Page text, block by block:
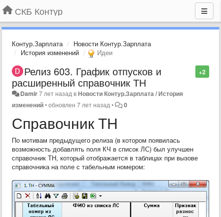
СКБ Контур
Контур.Зарплата
Новости Контур.Зарплата
История изменений
Идеи
+2
Релиз 603. График отпусков и
расширенный справочник ТН
Damir7 лет назад вНовости Контур.Зарплата / История
изменений•обновлен 7 лет назад • 0
Справочник ТН
По мотивам предыдущего релиза (в котором появилась
возможность добавлять поля КЧ в список ЛС) был улучшен
справочник ТН, который отображается в таблицах при вызове
справочника на поле с табельным номером: